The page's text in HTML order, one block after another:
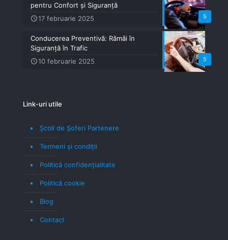
5
pentru Confort și Siguranță
17 februarie 2025
5
Conducerea Preventivă: Rămâi în
Siguranță în Trafic
10 februarie 2025
Link-uri utile
Școli de Șoferi Partenere
Termeni şi condiţii
Politică confidenţialitate
Politică cookie
Blog
Contact